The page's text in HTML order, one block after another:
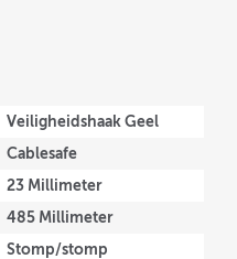
Veiligheidshaak Geel
Cablesafe
23 Millimeter
485 Millimeter
Stomp/stomp